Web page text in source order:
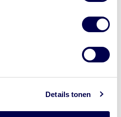
Details tonen
letters 'GGD' in